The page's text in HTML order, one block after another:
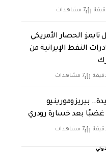
7 مشاهدات
تايمز: الحصار الأمريكي
النفط الإيرانية من
7 مشاهدات
بيريز ومورينيو
غضبًا بعد خسارة رودري
7 مشاهدات